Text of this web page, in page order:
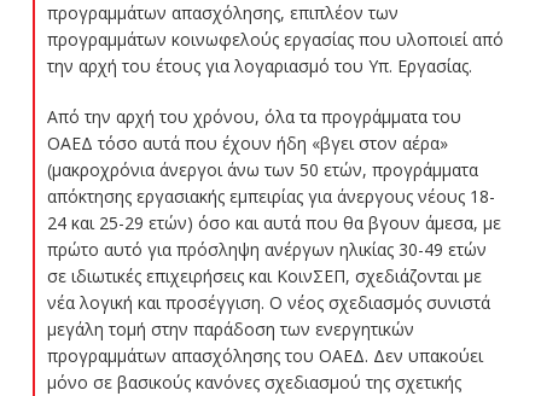
προγραμμάτων απασχόλησης, επιπλέον των
προγραμμάτων κοινωφελούς εργασίας που υλοποιεί από
την αρχή του έτους για λογαριασμό του Υπ. Εργασίας.
Από την αρχή του χρόνου, όλα τα προγράμματα του
ΟΑΕΔ τόσο αυτά που έχουν ήδη «βγει στον αέρα»
(μακροχρόνια άνεργοι άνω των 50 ετών, προγράμματα
απόκτησης εργασιακής εμπειρίας για άνεργους νέους 18-
24 και 25-29 ετών) όσο και αυτά που θα βγουν άμεσα, με
πρώτο αυτό για πρόσληψη ανέργων ηλικίας 30-49 ετών
σε ιδιωτικές επιχειρήσεις και ΚοινΣΕΠ, σχεδιάζονται με
νέα λογική και προσέγγιση. Ο νέος σχεδιασμός συνιστά
μεγάλη τομή στην παράδοση των ενεργητικών
προγραμμάτων απασχόλησης του ΟΑΕΔ. Δεν υπακούει
μόνο σε βασικούς κανόνες σχεδιασμού της σχετικής